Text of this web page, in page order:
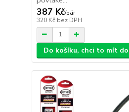
387 Kč/pár
320 Kč bez DPH
Do košíku, chci to mít